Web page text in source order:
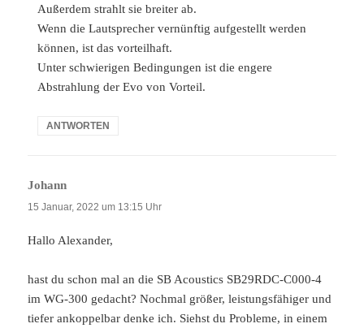
Außerdem strahlt sie breiter ab.
Wenn die Lautsprecher vernünftig aufgestellt werden
können, ist das vorteilhaft.
Unter schwierigen Bedingungen ist die engere
Abstrahlung der Evo von Vorteil.
ANTWORTEN
Johann
15 Januar, 2022 um 13:15 Uhr
Hallo Alexander,
hast du schon mal an die SB Acoustics SB29RDC-C000-4
im WG-300 gedacht? Nochmal größer, leistungsfähiger und
tiefer ankoppelbar denke ich. Siehst du Probleme, in einem